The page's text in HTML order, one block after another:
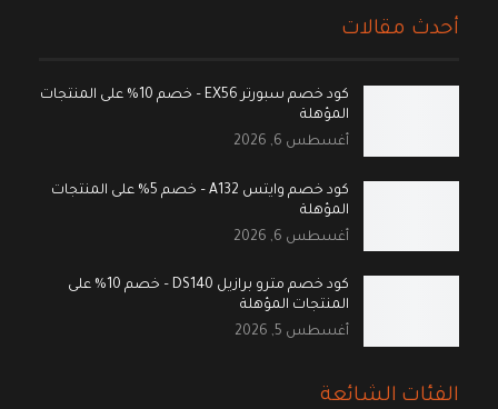
أحدث مقالات
كود خصم سبورتر EX56 – خصم 10% على المنتجات
المؤهلة
أغسطس 6, 2026
كود خصم وايتس A132 – خصم 5% على المنتجات
المؤهلة
أغسطس 6, 2026
كود خصم مترو برازيل DS140 – خصم 10% على
المنتجات المؤهلة
أغسطس 5, 2026
الفئات الشائعة